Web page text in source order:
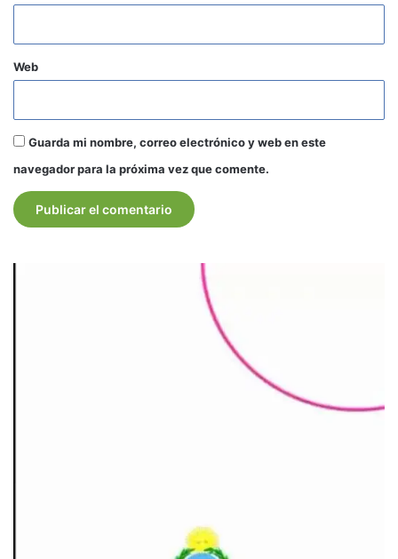
Web
Guarda mi nombre, correo electrónico y web en este
navegador para la próxima vez que comente.